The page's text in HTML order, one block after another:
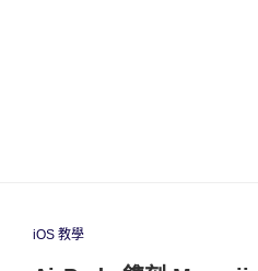
iOS 教學